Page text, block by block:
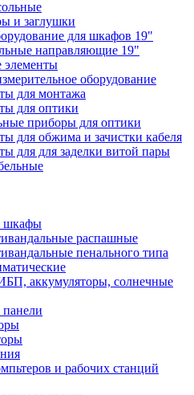
и заглушки
для шкафов 19"
направляющие 19"
оборудование
для монтажа
для оптики
приборы для оптики
для обжима и зачистки кабеля
для для заделки витой пары
шкафы
распашные
пенального типа
аккумуляторы, солнечные
и рабочих станций